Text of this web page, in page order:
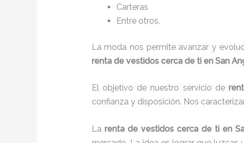
Carteras
Entre otros.
La moda nos permite avanzar y
renta de vestidos cerca de ti en San
El objetivo de nuestro servicio de
confianza y disposición. Nos
La renta de vestidos cerca de ti en